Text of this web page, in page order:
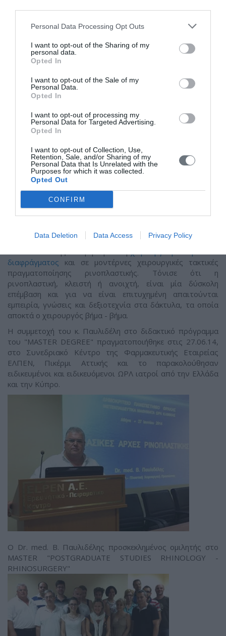
Personal Data Processing Opt Outs
I want to opt-out of the Sharing of my
personal data.
Opted In
I want to opt-out of the Sale of my
Personal Data.
Opted In
I want to opt-out of processing my
Personal Data for Targeted Advertising.
Opted In
I want to opt-out of Collection, Use,
Retention, Sale, and/or Sharing of my
Personal Data that Is Unrelated with the
Purposes for which it was collected.
Opted Out
CONFIRM
Data Deletion Data Access Privacy Policy
Ιατρική Σχολή Δημοκρίτειου
ΚλινικήMASTER "POSTGRADUATE STUDIES
RHINOLOGY - RHINOSURGERY"
Ιούνιος 2014, Πικέρμι Αττικής
MASTER
"POSTGRADUATE
- RHINOSURGERY",
πραγματοποιήθηκε από
την ΩΡΛ Κλινική της
Δημοκρίτειου
και τον Καθηγητή ΩΡΛ κ. Βασίλειο Δανιηλίδη, μάθημα
Παυλιδέλη και θέμα "Βασικές Aρχές Ρινοπλαστικής".
διαφράγματος και σε μοντέρνες χειρουργικές τακτικές
πραγματοποίησης ρινοπλαστικής. Τόνισε ότι η
ρινοπλαστική, κλειστή ή ανοιχτή, είναι μία δύσκολη
επέμβαση και για να είναι επιτυχημένη απαιτούνται
εμπειρία, γνώσεις και δεξιοτεχνία στα δάκτυλα, τα οποία
αποκτά ο χειρουργός βήμα - βήμα.
Η συμμετοχή του κ. Παυλιδέλη στο διδακτικό πρόγραμμα
του "MASTER DEGREE" πραγματοποιήθηκε στις 27.06.14,
στο Συνεδριακό Κέντρο της Φαρμακευτικής Εταιρείας
ΕΛΠΕΝ, Πικέρμι Αττικής και το παρακολούθησαν
ειδικευμένοι και ειδικευόμενοι ΩΡΛ ιατροί από την Ελλάδα
και την Κύπρο.
Ο Dr. med. B. Παυλιδέλης προσκεκλημένος ομιλητής στο
MASTER "POSTGRADUATE STUDIES RHINOLOGY -
RHINOSURGERY"